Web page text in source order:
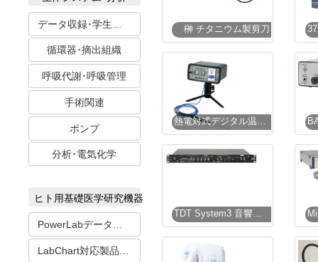
循環器･摘出組織
呼吸代謝･呼吸管理
手術関連
ポンプ
分析･電気化学
ヒト用基礎医学研究機器
PowerLabデータ収録システム
榊 チタニウム製剪刀
熱電対式デジタル温度計
TDT System3 音響心理学システム